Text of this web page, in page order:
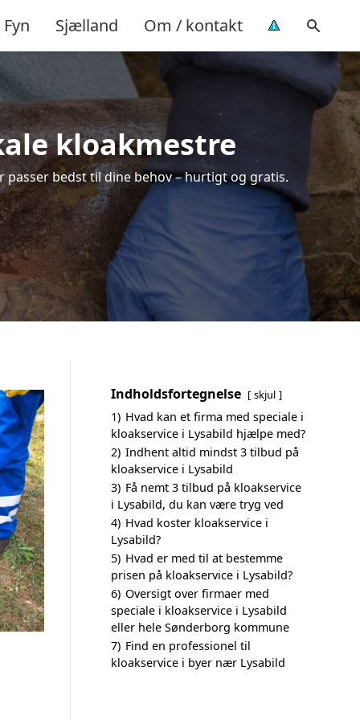
Fyn Sjælland Om / kontakt
kloakmestre
bedst til dine behov – hurtigt og gratis.
Indholdsfortegnelse skjul
1) Hvad kan et firma med speciale i
kloakservice i Lysabild hjælpe med?
2) Indhent altid mindst 3 tilbud på
kloakservice i Lysabild
3) Få nemt 3 tilbud på kloakservice
i Lysabild, du kan være tryg ved
4) Hvad koster kloakservice i
Lysabild?
5) Hvad er med til at bestemme
prisen på kloakservice i Lysabild?
6) Oversigt over firmaer med
speciale i kloakservice i Lysabild
eller hele Sønderborg kommune
7) Find en professionel til
kloakservice i byer nær Lysabild